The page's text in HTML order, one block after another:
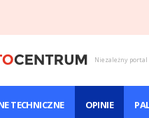
Niezależny
TECHNICZNE OPINIE